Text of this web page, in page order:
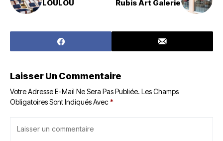
LOULOU Rubis Art Galerie
Laisser Un Commentaire
Votre Adresse E-Mail Ne Sera Pas Publiée. Les Champs
Obligatoires Sont Indiqués Avec*